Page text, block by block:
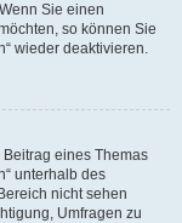
Sie einen
so können Sie
wieder deaktivieren.
eines Themas
unterhalb des
nicht sehen
Umfragen zu